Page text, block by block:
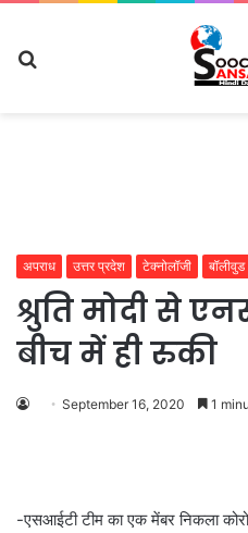
अपराध उत्तर प्रदेश टेक्नोलॉजी बॉलीवुड
श्रुति मोदी से
बीच में ही रुकी
September 16, 2020 1
-एसआईटी टीम का एक मेंबर निकला